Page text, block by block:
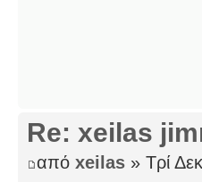
Re: xeilas
από xeilas » Τρί